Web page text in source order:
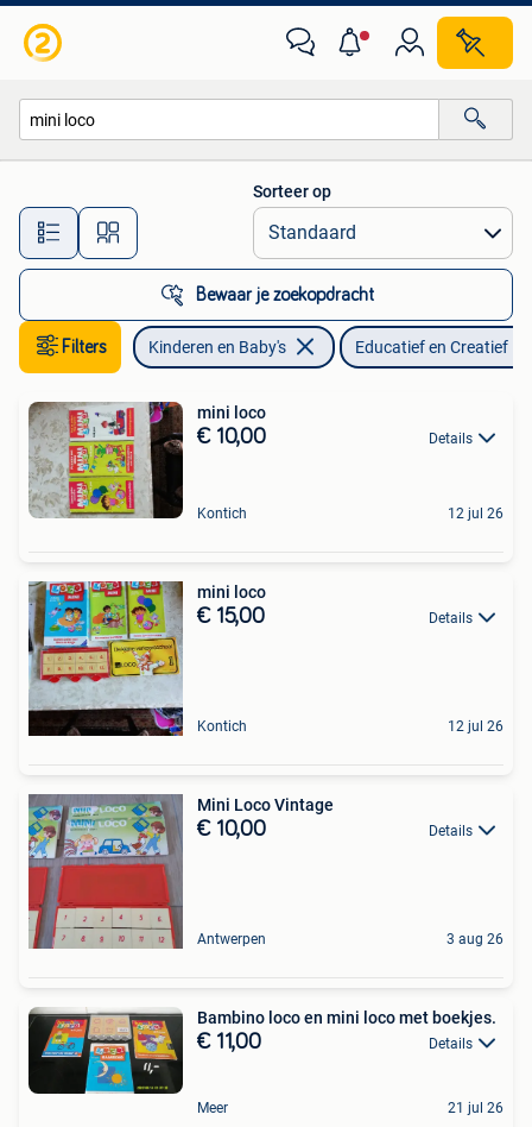
Alle afstanden…
Sorteer op
Bewaar je zoekopdracht
Filters Kinderen en Baby's Educatief en Creatief
mini loco
€ 10,00 Details
Kontich 12 jul 26
mini loco
€ 15,00 Details
Kontich 12 jul 26
Mini Loco Vintage
€ 10,00 Details
Antwerpen 3 aug 26
Bambino loco en mini loco met boekjes.
€ 11,00 Details
Meer 21 jul 26